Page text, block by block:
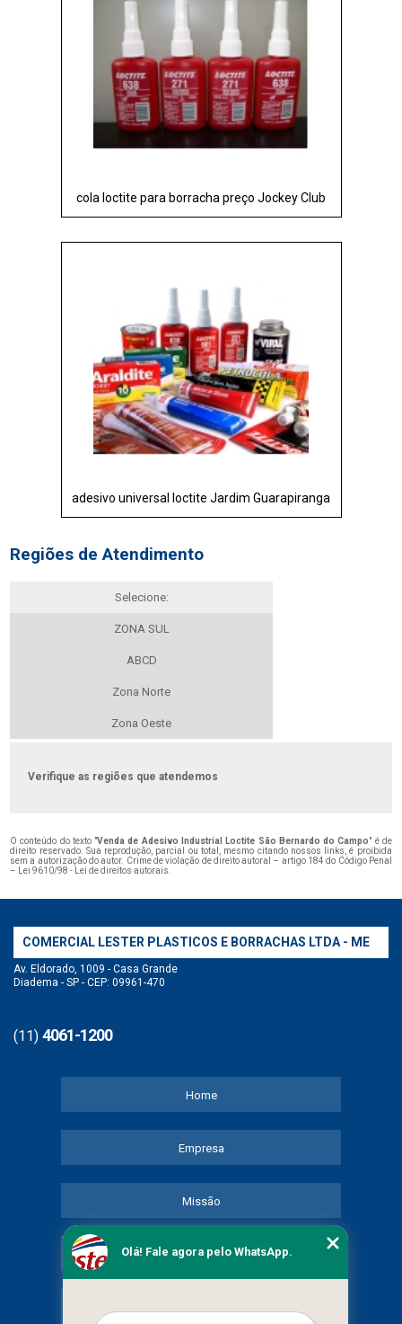
cola loctite para borracha preço Jockey Club
adesivo universal loctite Jardim Guarapiranga
Regiões de Atendimento
Selecione:
ZONA SUL
ABCD
Zona Norte
Zona Oeste
Verifique as regiões que atendemos
O conteúdo do texto "Venda de Adesivo Industrial Loctite São Bernardo do Campo" é de
direito reservado. Sua reprodução, parcial ou total, mesmo citando nossos links, é proibida
sem a autorização do autor. Crime de violação de direito autoral – artigo 184 do Código Penal
–
Lei 9610/98 - Lei de direitos autorais
COMERCIAL LESTER PLASTICOS E BORRACHAS LTDA - ME
Av. Eldorado, 1009 - Casa Grande
Diadema - SP - CEP: 09961-470
(11) 4061-1200
Home
Empresa
Missão
Serviços
Olá! Fale agora pelo WhatsApp.